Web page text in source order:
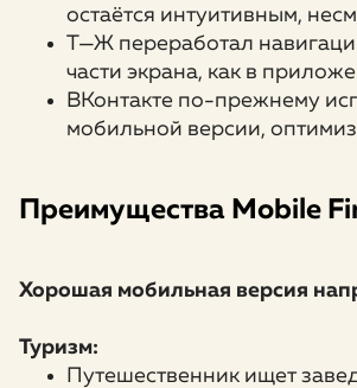
остаётся интуитивным,
Т—Ж переработал
части экрана, как в
ВКонтакте по-прежнему
мобильной версии,
Преимущества Mobile
Хорошая мобильная версия
Туризм:
Путешественник ищет